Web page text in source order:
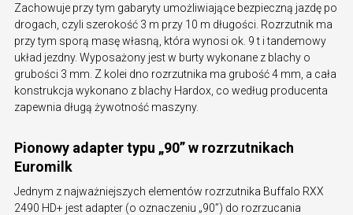
Zachowuje przy tym gabaryty umożliwiające bezpieczną jazdę po
drogach, czyli szerokość 3 m przy 10 m długości. Rozrzutnik ma
przy tym sporą masę własną, która wynosi ok. 9 t i tandemowy
układ jezdny. Wyposażony jest w burty wykonane z blachy o
grubości 3 mm. Z kolei dno rozrzutnika ma grubość 4 mm, a cała
konstrukcja wykonano z blachy Hardox, co według producenta
zapewnia długą żywotność maszyny.
Pionowy adapter typu „90” w rozrzutnikach
Euromilk
Jednym z najważniejszych elementów rozrzutnika Buffalo RXX
2490 HD+ jest adapter (o oznaczeniu „90”) do rozrzucania